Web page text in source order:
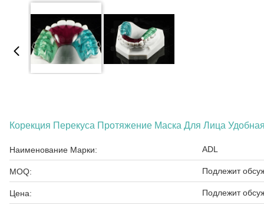
Корекция Перекуса Протяжение Маска Для Лица
Наименование Марки: ADL
MOQ: Подлежит
Цена: Подлежит